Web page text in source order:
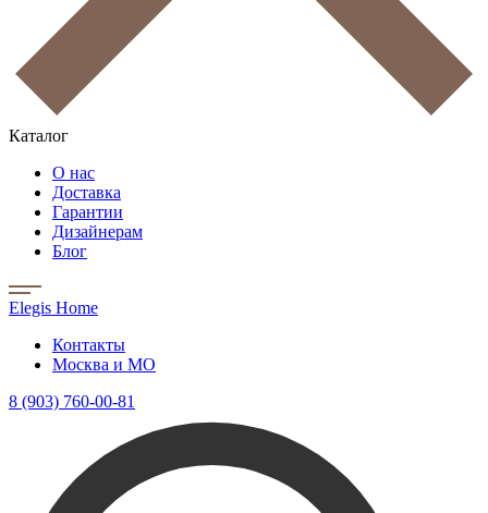
Каталог
О нас
Доставка
Гарантии
Дизайнерам
Блог
Elegis Home
Контакты
Москва и МО
8 (903) 760-00-81